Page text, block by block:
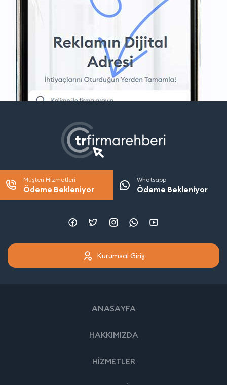
Müşteri Hizmetleri
Ödeme Bekleniyor
Whatsapp
Ödeme Bekleniyor
Kurumsal Giriş
ANASAYFA
HAKKIMIZDA
HİZMETLER